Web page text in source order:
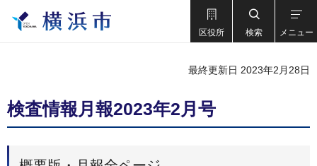
区役所 検索 メニュー
最終更新日 2023年2月28日
検査情報月報2023年2月号